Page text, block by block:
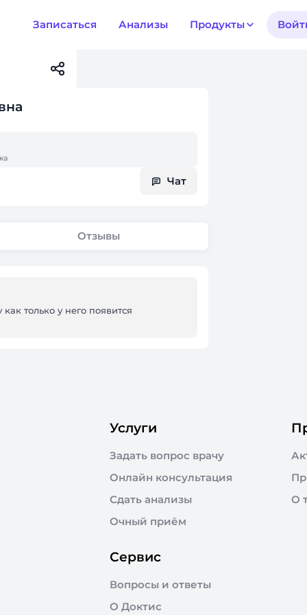
Записаться Анализы Продукты
Чат
Отзывы
только у него появится
Услуги
Задать вопрос врачу
Онлайн консультация
Сдать анализы
Очный приём
О
Сервис
Вопросы и ответы
О Доктис